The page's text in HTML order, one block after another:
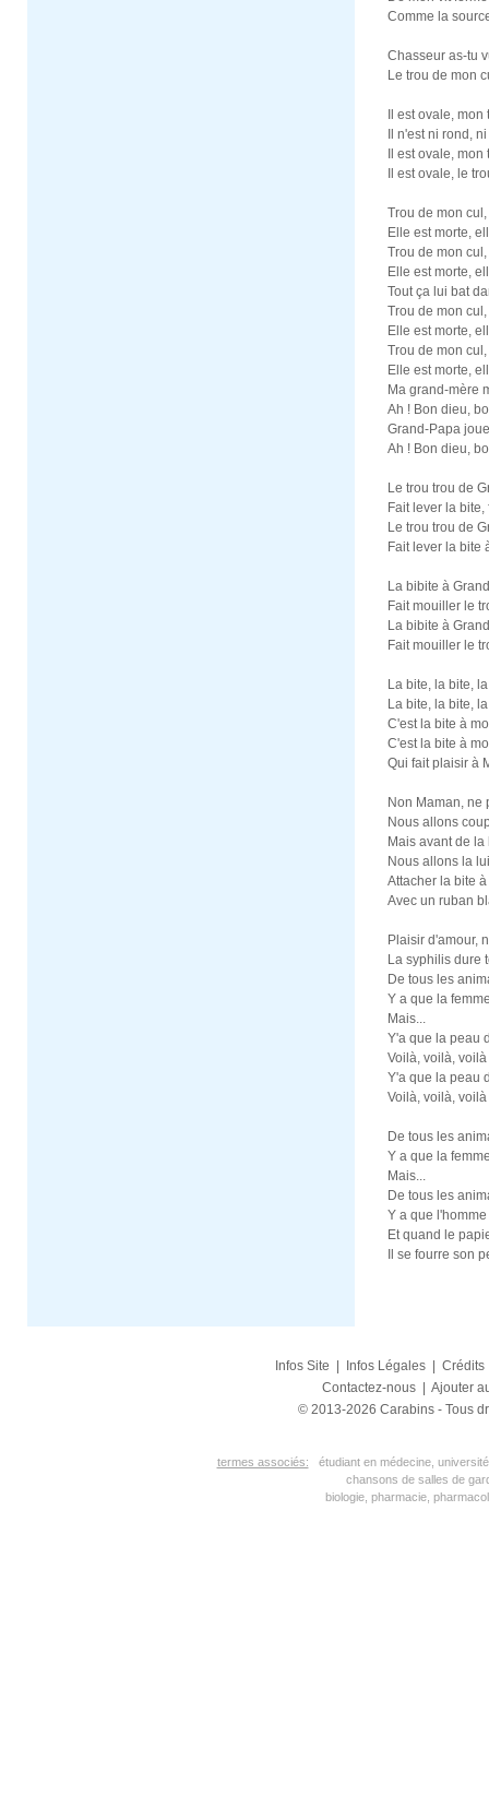
Comme la
Chasseur as-tu
Le trou de mon
Il est ovale,
Il n'est ni rond,
Il est ovale,
Il est ovale, le
Trou de mon
Elle est morte,
Trou de mon
Elle est morte,
Tout ça lui bat
Trou de mon
Elle est morte,
Trou de mon
Elle est morte,
Ma grand-mère
Ah ! Bon dieu,
Grand-Papa
Ah ! Bon dieu,
Le trou trou de
Fait lever la
Le trou trou de
Fait lever la bite
La bibite à
Fait mouiller le
La bibite à
Fait mouiller le
La bite, la bite,
La bite, la bite,
C'est la bite à
C'est la bite à
Qui fait plaisir à
Non Maman, ne
Nous allons
Mais avant de la
Nous allons la
Attacher la bite
Avec un ruban
Plaisir d'amour,
La syphilis dure
De tous les
Y a que la
Mais...
Y'a que la peau
Voilà, voilà,
Y'a que la peau
Voilà, voilà,
De tous les
Y a que la
Mais...
De tous les
Y a que
Et quand le
Il se fourre son
Infos Site Infos Légales Crédits
Contactez-nous| Ajouter
© 2013-2026 Carabins - Tous
termes associés:
étudiant en médecine,
chansons de salles de
biologie, pharmacie,